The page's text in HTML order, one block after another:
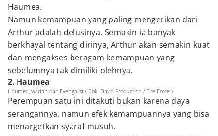
Haumea.
Namun kemampuan yang paling mengerikan dari
Arthur adalah delusinya. Semakin ia banyak
berkhayal tentang dirinya, Arthur akan semakin kuat
dan mengakses beragam kemampuan yang
sebelumnya tak dimiliki olehnya.
2. Haumea
Haumea, wadah dari Evengalist ( Dok. David Production / Fire Force )
Perempuan satu ini ditakuti bukan karena daya
serangannya, namun efek kemampuannya yang bisa
menargetkan syaraf musuh.